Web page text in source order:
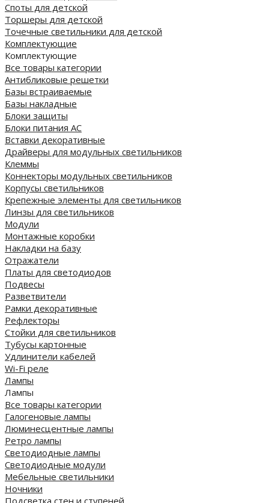
Споты для детской
Торшеры для детской
Точечные светильники для детской
Комплектующие
Комплектующие
Все товары категории
Антибликовые решетки
Базы встраиваемые
Базы накладные
Блоки защиты
Блоки питания AC
Вставки декоративные
Драйверы для модульных светильников
Клеммы
Коннекторы модульных светильников
Корпусы светильников
Крепежные элементы для светильников
Линзы для светильников
Модули
Монтажные коробки
Накладки на базу
Отражатели
Платы для светодиодов
Подвесы
Разветвители
Рамки декоративные
Рефлекторы
Стойки для светильников
Тубусы картонные
Удлинители кабелей
Wi-Fi реле
Лампы
Лампы
Все товары категории
Галогеновые лампы
Люминесцентные лампы
Ретро лампы
Светодиодные лампы
Светодиодные модули
Мебельные светильники
Ночники